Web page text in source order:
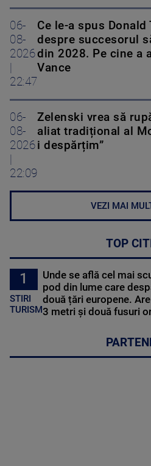
06-
08-
2026
22:47
Ce le-a spus
despre succesorul
din 2028. Pe cine a
Vance
06-
08-
2026
22:09
Zelenski vrea să
aliat tradițional al
i despărțim”
VEZI MAI
TOP
1
STIRI
TURISM
Unde se află cel mai
pod din lume care
două țări europene.
3 metri și două fusuri